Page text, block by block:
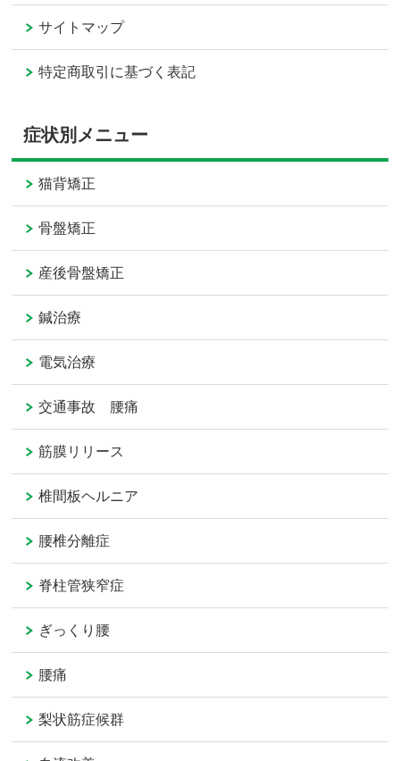
サイトマップ
特定商取引に基づく表記
症状別メニュー
猫背矯正
骨盤矯正
産後骨盤矯正
鍼治療
電気治療
交通事故 腰痛
筋膜リリース
椎間板ヘルニア
腰椎分離症
脊柱管狭窄症
ぎっくり腰
腰痛
梨状筋症候群